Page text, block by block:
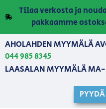
Tilaa verkosta ja
pakkaamme
AHOLAHDEN MYYMÄLÄ
044 985 8345
LAASALAN MYYMÄLÄ MA-